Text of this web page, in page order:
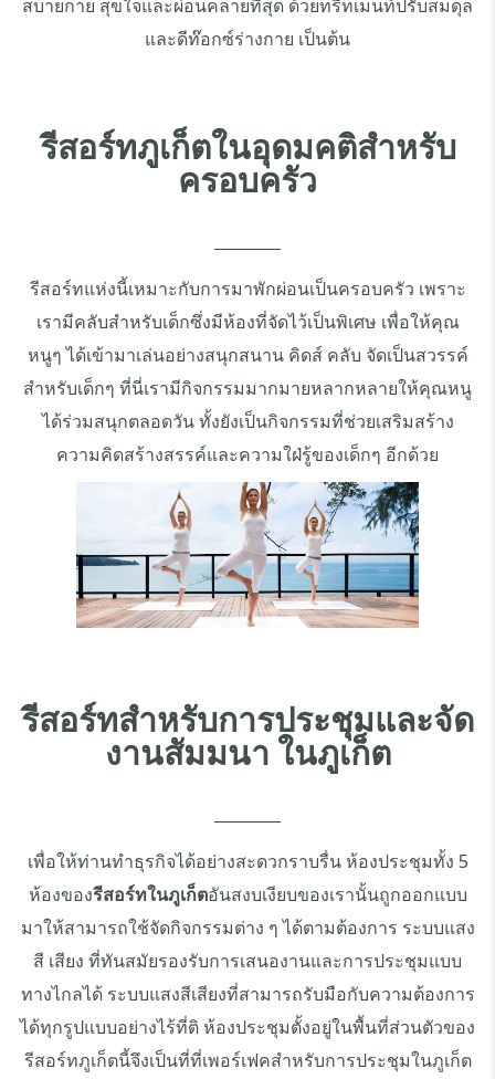
สบายกาย สุขใจและผ่อนคลายที่สุด ด้วยทรีทเมนท์ปรับสมดุล
และดีท๊อกซ์ร่างกาย เป็นต้น
รีสอร์ทภูเก็ตในอุดมคติสำหรับ
ครอบครัว
รีสอร์ทแห่งนี้เหมาะกับการมาพักผ่อนเป็นครอบครัว เพราะ
เรามีคลับสำหรับเด็กซึ่งมีห้องที่จัดไว้เป็นพิเศษ เพื่อให้คุณ
หนูๆ ได้เข้ามาเล่นอย่างสนุกสนาน คิดส์ คลับ จัดเป็นสวรรค์
สำหรับเด็กๆ ที่นี่เรามีกิจกรรมมากมายหลากหลายให้คุณหนู
ได้ร่วมสนุกตลอดวัน ทั้งยังเป็นกิจกรรมที่ช่วยเสริมสร้าง
ความคิดสร้างสรรค์และความใฝ่รู้ของเด็กๆ อีกด้วย
รีสอร์ทสำหรับการประชุมและจัด
งานสัมมนา ในภูเก็ต
เพื่อให้ท่านทำธุรกิจได้อย่างสะดวกราบรื่น ห้องประชุมทั้ง 5
ห้องของรีสอร์ทในภูเก็ตอันสงบเงียบของเรานั้นถูกออกแบบ
มาให้สามารถใช้จัดกิจกรรมต่าง ๆ ได้ตามต้องการ ระบบแสง
สี เสียง ที่ทันสมัยรองรับการเสนองานและการประชุมแบบ
ทางไกลได้ ระบบแสงสีเสียงที่สามารถรับมือกับความต้องการ
ได้ทุกรูปแบบอย่างไร้ที่ติ ห้องประชุมตั้งอยู่ในพื้นที่ส่วนตัวของ
รีสอร์ทภูเก็ตนี้จึงเป็นที่ที่เพอร์เฟคสำหรับการประชุมในภูเก็ต